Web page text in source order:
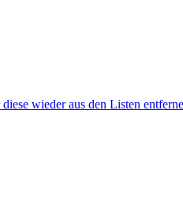
wieder aus den Listen